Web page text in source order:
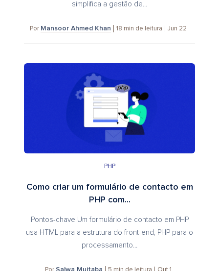
simplifica a gestão de...
Por Mansoor Ahmed Khan 18 min de leitura Jun 22
PHP
Como criar um formulário de contacto em
PHP com...
Pontos-chave Um formulário de contacto em PHP
usa HTML para a estrutura do front-end, PHP para o
processamento...
Salwa Mujtaba 5 min de leitura Out 1